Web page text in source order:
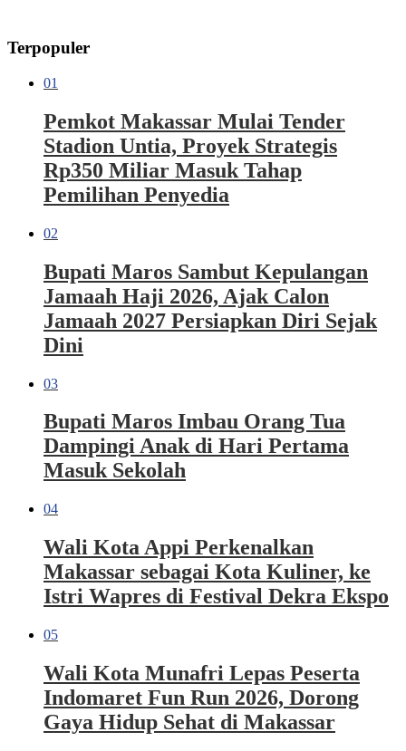
Terpopuler
01
Pemkot Makassar Mulai Tender
Stadion Untia, Proyek Strategis
Rp350 Miliar Masuk Tahap
Pemilihan Penyedia
02
Bupati Maros Sambut Kepulangan
Jamaah Haji 2026, Ajak Calon
Jamaah 2027 Persiapkan Diri Sejak
Dini
03
Bupati Maros Imbau Orang Tua
Dampingi Anak di Hari Pertama
Masuk Sekolah
04
Wali Kota Appi Perkenalkan
Makassar sebagai Kota Kuliner, ke
Istri Wapres di Festival Dekra Ekspo
05
Wali Kota Munafri Lepas Peserta
Indomaret Fun Run 2026, Dorong
Gaya Hidup Sehat di Makassar